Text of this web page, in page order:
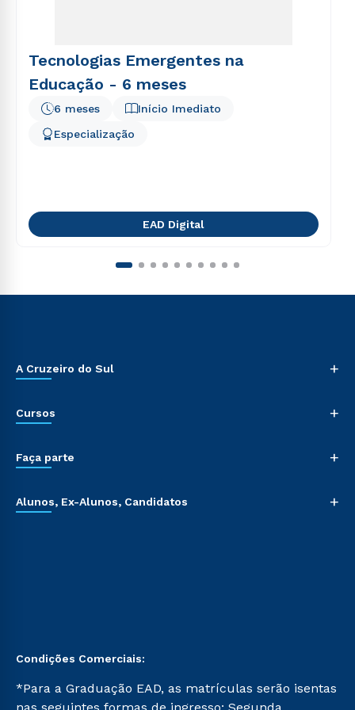
Tecnologias Emergentes na
Educação - 6 meses
Início Imediato
6 meses
Especialização
EAD Digital
A Cruzeiro do Sul +
Cursos +
Faça parte +
Alunos, Ex-Alunos, Candidatos +
Condições Comerciais:
*Para a Graduação EAD, as matrículas serão isentas